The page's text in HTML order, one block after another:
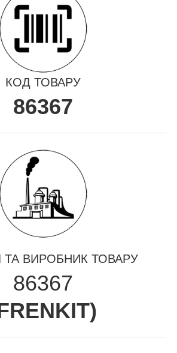
КОД ТОВАРУ
86367
ТА ВИРОБНИК ТОВАРУ
86367
)